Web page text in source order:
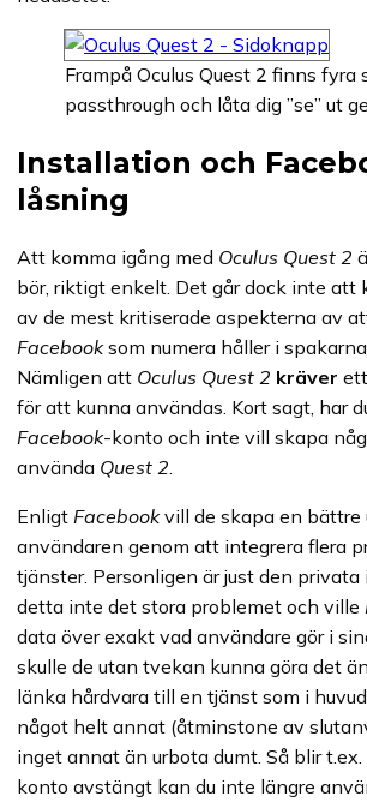
Frampå Oculus Quest 2 finns
passthrough och låta dig ”se” ut
Installation och
låsning
Att komma igång med Oculus Quest 2
bör, riktigt enkelt. Det går dock inte att
av de mest kritiserade aspekterna av
Facebooksom numera håller i
Nämligen att Oculus Quest 2 kräver ett
för att kunna användas. Kort sagt, har
Facebook-konto och inte vill skapa
använda Quest 2
Enligt Facebookvill de skapa en bättre
användaren genom att integrera flera
tjänster. Personligen är just den
detta inte det stora problemet och ville
data över exakt vad användare gör i
skulle de utan tvekan kunna göra det
länka hårdvara till en tjänst som i
något helt annat (åtminstone av
inget annat än urbota dumt. Så blir
konto avstängt kan du inte längre